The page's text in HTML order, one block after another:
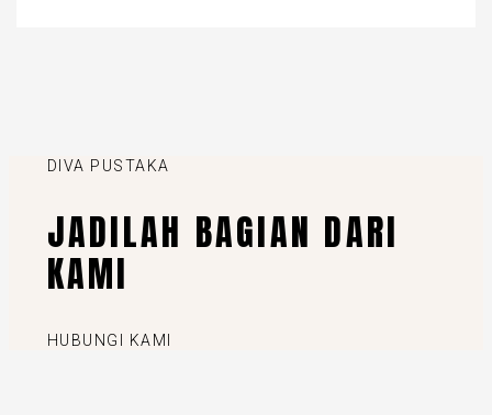
DIVA PUSTAKA
JADILAH BAGIAN DARI
KAMI
HUBUNGI KAMI